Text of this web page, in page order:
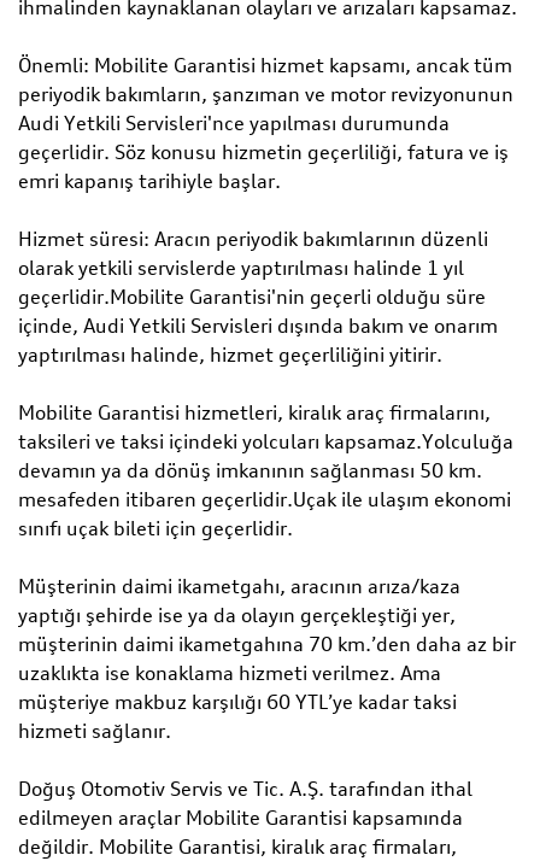
ihmalinden kaynaklanan olayları ve arızaları kapsamaz.
Önemli: Mobilite Garantisi hizmet kapsamı, ancak tüm
periyodik bakımların, şanzıman ve motor revizyonunun
Audi Yetkili Servisleri'nce yapılması durumunda
geçerlidir. Söz konusu hizmetin geçerliliği, fatura ve iş
emri kapanış tarihiyle başlar.
Hizmet süresi: Aracın periyodik bakımlarının düzenli
olarak yetkili servislerde yaptırılması halinde 1 yıl
geçerlidir.Mobilite Garantisi'nin geçerli olduğu süre
içinde, Audi Yetkili Servisleri dışında bakım ve onarım
yaptırılması halinde, hizmet geçerliliğini yitirir.
Mobilite Garantisi hizmetleri, kiralık araç firmalarını,
taksileri ve taksi içindeki yolcuları kapsamaz.Yolculuğa
devamın ya da dönüş imkanının sağlanması 50 km.
mesafeden itibaren geçerlidir.Uçak ile ulaşım ekonomi
sınıfı uçak bileti için geçerlidir.
Müşterinin daimi ikametgahı, aracının arıza/kaza
yaptığı şehirde ise ya da olayın gerçekleştiği yer,
müşterinin daimi ikametgahına 70 km.’den daha az bir
uzaklıkta ise konaklama hizmeti verilmez. Ama
müşteriye makbuz karşılığı 60 YTL’ye kadar taksi
hizmeti sağlanır.
Doğuş Otomotiv Servis ve Tic. A.Ş. tarafından ithal
edilmeyen araçlar Mobilite Garantisi kapsamında
değildir. Mobilite Garantisi, kiralık araç firmaları,